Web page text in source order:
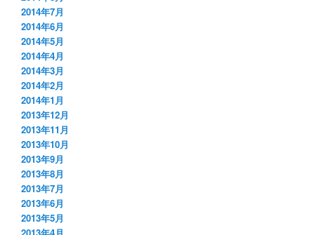
2014年7月
2014年6月
2014年5月
2014年4月
2014年3月
2014年2月
2014年1月
2013年12月
2013年11月
2013年10月
2013年9月
2013年8月
2013年7月
2013年6月
2013年5月